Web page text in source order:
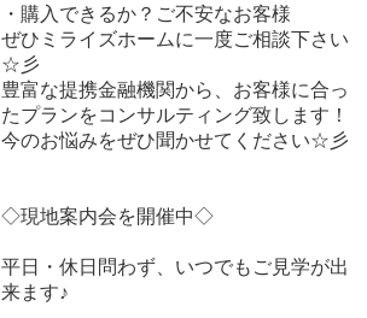
・購入できるか？ご不安なお客様
ぜひミライズホームに一度ご相談下さい
☆彡
豊富な提携金融機関から、お客様に合っ
たプランをコンサルティング致します！
今のお悩みをぜひ聞かせてください☆彡
◇現地案内会を開催中◇
平日・休日問わず、いつでもご見学が出
来ます♪